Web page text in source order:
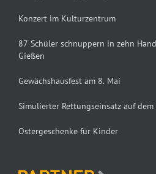
Konzert im Kulturzentrum
87 Schüler schnuppern in zehn
Gießen
Gewächshausfest am 8. Mai
Simulierter Rettungseinsatz auf dem
Ostergeschenke für Kinder